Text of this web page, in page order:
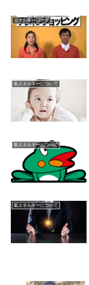
エネルギーワーク
氣エネルギーについて
氣エネルギーについて
氣エネルギーについて